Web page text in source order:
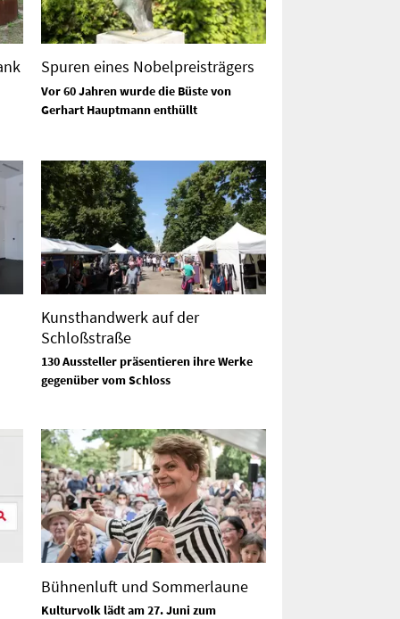
Spuren eines Nobelpreisträgers
Vor 60 Jahren wurde die Büste von
Gerhart Hauptmann enthüllt
Kunsthandwerk auf der
Schloßstraße
130 Aussteller präsentieren ihre Werke
gegenüber vom Schloss
Bühnenluft und Sommerlaune
Kulturvolk lädt am 27. Juni zum